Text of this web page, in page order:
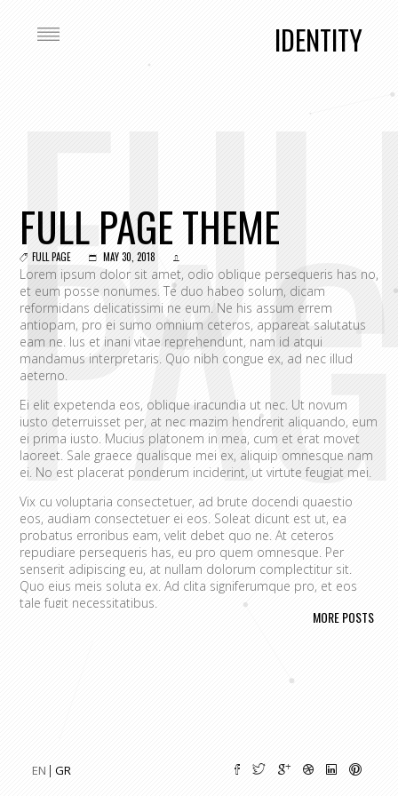
IDENTITY
EN GR
FULL PAGE THEME
FULL PAGE MAY 30, 2018
Lorem ipsum dolor sit amet, odio oblique persequeris has no,
et eum posse nonumes. Te duo habeo solum, dicam
reformidans delicatissimi ne eum. Ne his assum errem
antiopam, pro ei sumo omnium ceteros, appareat salutatus
eam ne. Ius et inani vitae reprehendunt, nam id atqui
mandamus interpretaris. Quo nibh congue ex, ad nec illud
aeterno.
Ei elit expetenda eos, oblique iracundia ut nec. Ut novum
iusto deterruisset per, at nec mazim hendrerit aliquando, eum
ei prima iusto. Mucius platonem in mea, cum et erat movet
laoreet. Sale graece qualisque mei ex, aliquip omnesque nam
ei. No est placerat ponderum inciderint, ut virtute feugiat mei.
Vix cu voluptaria consectetuer, ad brute docendi quaestio
eos, audiam consectetuer ei eos. Soleat dicunt est ut, ea
probatus erroribus eam, velit debet quo ne. At ceteros
repudiare persequeris has, eu pro quem omnesque. Per
senserit adipiscing eu, at nullam dolorum complectitur sit.
Quo eius meis soluta ex. Ad clita signiferumque pro, et eos
tale fugit necessitatibus.
nullam placerat ne pri. Vix ea convenire iracundia abhorreant.
MORE POSTS